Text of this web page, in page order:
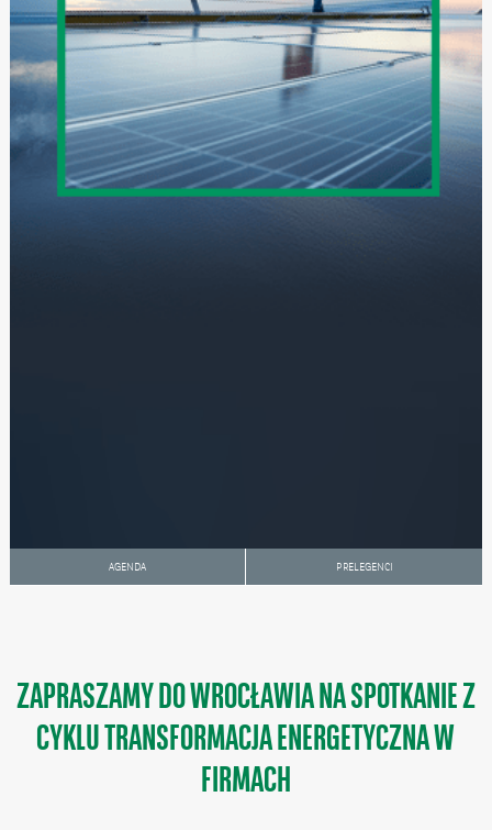
AGENDA PRELEGENCI
ZAPRASZAMY DO WROCŁAWIA NA SPOTKANIE Z
CYKLU TRANSFORMACJA ENERGETYCZNA W
FIRMACH